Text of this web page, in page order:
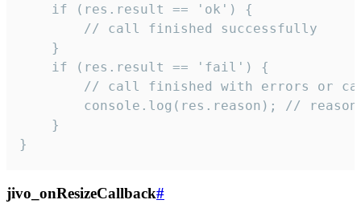
    if (res.result == 'ok') {
        // call finished successfully
    }
    if (res.result == 'fail') {
// call finished with errors or
console.log(res.reason); //
    }
}
jivo_onResizeCallback#